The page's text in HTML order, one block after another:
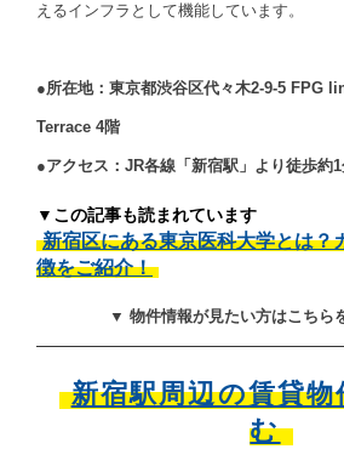
えるインフラとして機能しています。
●所在地：東京都渋谷区代々木2-9-5 FPG
Terrace 4階
●アクセス：JR各線「新宿駅」より徒歩約
▼この記事も読まれています
新宿区にある東京医科大学とは？
徴をご紹介！
▼ 物件情報が見たい方はこちら
新宿駅周辺の賃貸
む